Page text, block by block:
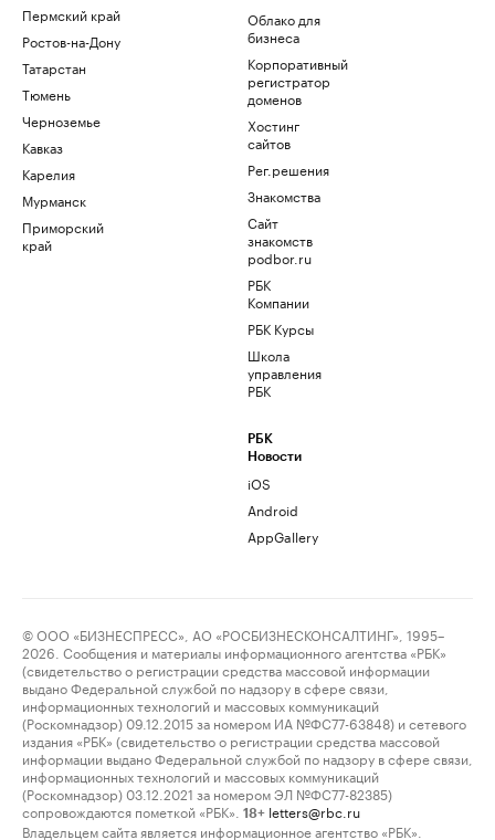
Пермский край
Ростов-на-Дону
Татарстан
Тюмень
Черноземье
Кавказ
Карелия
Мурманск
Приморский
край
Облако для
бизнеса
Корпоративный
регистратор
доменов
Хостинг
сайтов
Рег.решения
Знакомства
Сайт
знакомств
podbor.ru
РБК
Компании
РБК Курсы
Школа
управления
РБК
РБК
Новости
iOS
Android
AppGallery
© ООО «БИЗНЕСПРЕСС», АО «РОСБИЗНЕСКОНСАЛТИНГ», 1995–
2026. Сообщения и материалы информационного агентства «РБК»
(свидетельство о регистрации средства массовой информации
выдано Федеральной службой по надзору в сфере связи,
информационных технологий и массовых коммуникаций
(Роскомнадзор) 09.12.2015 за номером ИА №ФС77-63848) и сетевого
издания «РБК» (свидетельство о регистрации средства массовой
информации выдано Федеральной службой по надзору в сфере связи,
информационных технологий и массовых коммуникаций
(Роскомнадзор) 03.12.2021 за номером ЭЛ №ФС77-82385)
сопровождаются пометкой «РБК».
18+ letters@rbc.ru
Владельцем сайта является информационное агентство «РБК».